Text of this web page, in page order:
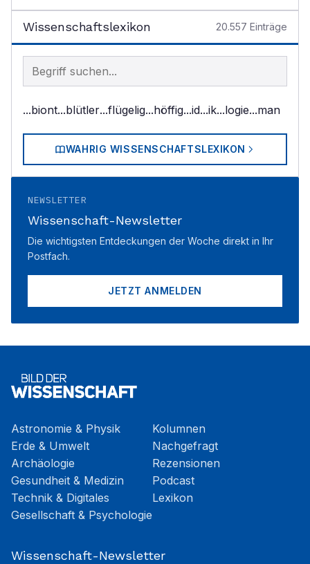
Wissenschaftslexikon 20.557 Einträge
Begriff im Lexikon suchen
...biont...blütler...flügelig...höffig...id...ik...logie...man
WAHRIG WISSENSCHAFTSLEXIKON
NEWSLETTER
Wissenschaft-Newsletter
Die wichtigsten Entdeckungen der Woche direkt in Ihr
Postfach.
JETZT ANMELDEN
Astronomie & Physik
Erde & Umwelt
Archäologie
Gesundheit & Medizin
Technik & Digitales
Gesellschaft & Psychologie
Kolumnen
Nachgefragt
Rezensionen
Podcast
Lexikon
Wissenschaft-Newsletter